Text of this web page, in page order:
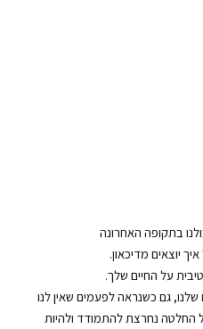
בתקופה האחרונה
יוצאים מדיכאון.
על החיים שלך.
שלנו, גם כשנראה לפעמים שאין לנו
החלטה נחרצת להתמודד ולהיות